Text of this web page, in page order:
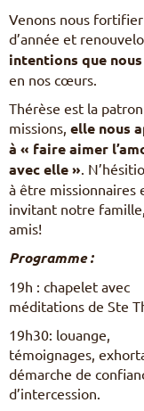
Venons nous
d’année et
intentions que
en nos cœurs.
Thérèse est la
missions, elle nous
à « faire aimer
avec elle » .
à être missionnaires
invitant notre
amis!
Programme :
19h : chapelet avec
méditations de Ste
19h30: louange,
témoignages,
démarche de
d’intercession.